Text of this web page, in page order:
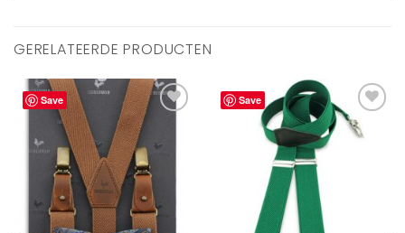
GERELATEERDE PRODUCTEN
Save
verlanglijst
toevoegen
Save
Aan
verlanglijst